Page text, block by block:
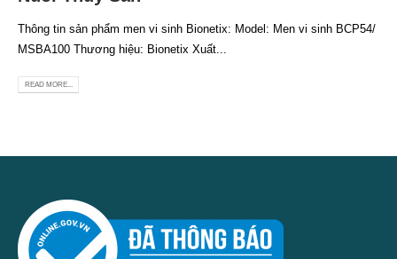
Thông tin sản phẩm men vi sinh Bionetix: Model: Men vi sinh BCP54/
MSBA100 Thương hiệu: Bionetix Xuất...
READ MORE...